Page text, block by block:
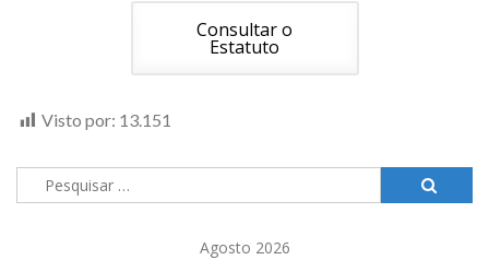
Consultar o
Estatuto
Visto por: 13.151
Pesquisar
por:
Agosto 2026